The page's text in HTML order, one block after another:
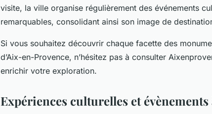
visite, la ville organise régulièrement des événements
remarquables, consolidant ainsi son image de
Si vous souhaitez découvrir chaque facette des
d’Aix-en-Provence, n’hésitez pas à consulter
enrichir votre exploration.
Expériences culturelles et